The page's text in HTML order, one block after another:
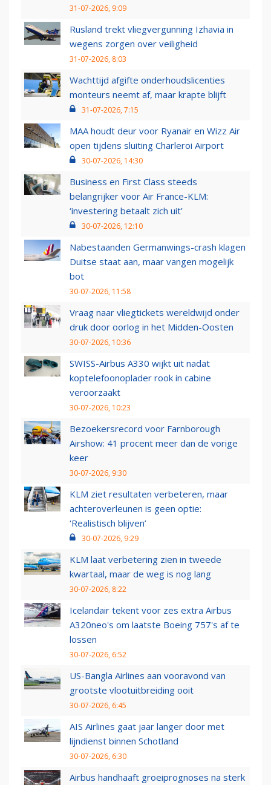
31-07-2026, 9:09
Rusland trekt vliegvergunning Izhavia in
wegens zorgen over veiligheid
31-07-2026, 8:03
Wachttijd afgifte onderhoudslicenties
monteurs neemt af, maar krapte blijft
31-07-2026, 7:15
MAA houdt deur voor Ryanair en Wizz Air
open tijdens sluiting Charleroi Airport
30-07-2026, 14:30
Business en First Class steeds
belangrijker voor Air France-KLM:
‘investering betaalt zich uit’
30-07-2026, 12:10
Nabestaanden Germanwings-crash klagen
Duitse staat aan, maar vangen mogelijk
bot
30-07-2026, 11:58
Vraag naar vliegtickets wereldwijd onder
druk door oorlog in het Midden-Oosten
30-07-2026, 10:36
SWISS-Airbus A330 wijkt uit nadat
koptelefoonoplader rook in cabine
veroorzaakt
30-07-2026, 10:23
Bezoekersrecord voor Farnborough
Airshow: 41 procent meer dan de vorige
keer
30-07-2026, 9:30
KLM ziet resultaten verbeteren, maar
achteroverleunen is geen optie:
‘Realistisch blijven’
30-07-2026, 9:29
KLM laat verbetering zien in tweede
kwartaal, maar de weg is nog lang
30-07-2026, 8:22
Icelandair tekent voor zes extra Airbus
A320neo's om laatste Boeing 757's af te
lossen
30-07-2026, 6:52
US-Bangla Airlines aan vooravond van
grootste vlootuitbreiding ooit
30-07-2026, 6:45
AIS Airlines gaat jaar langer door met
lijndienst binnen Schotland
30-07-2026, 6:30
Airbus handhaaft groeiprognoses na sterk